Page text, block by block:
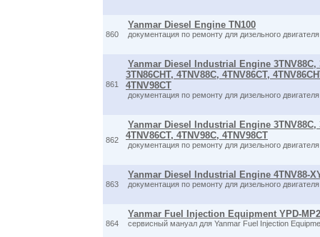
860
Yanmar Diesel Engine TN100
документация по ремонту для дизельного
861
Yanmar Diesel Industrial Engine 3TNV88C,
3TN86CHT, 4TNV88C, 4TNV86CT,
4TNV98CT
документация по ремонту для дизельного
862
Yanmar Diesel Industrial Engine 3TNV88C,
4TNV86CT, 4TNV98C, 4TNV98CT
документация по ремонту для дизельного
863
Yanmar Diesel Industrial Engine 4TNV88-
документация по ремонту для дизельного
864
Yanmar Fuel Injection Equipment YPD-
сервисный мануал для Yanmar Fuel Injection